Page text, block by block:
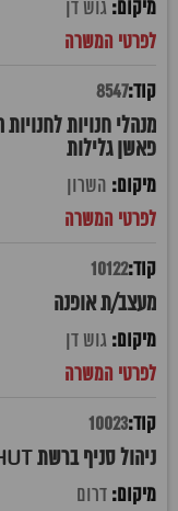
גוש דן
8547
פאשן גלילות
השרון
10122
מעצב/ת אופנה
גוש דן
10023
ניהול סניף ברשת SUNGLASS HUT - אילת
דרום